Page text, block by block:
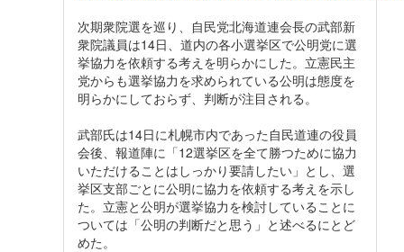
次期衆院選を巡り、自民党北海道連会長の武部新
衆院議員は14日、道内の各小選挙区で公明党に選
挙協力を依頼する考えを明らかにした。立憲民主
党からも選挙協力を求められている公明は態度を
明らかにしておらず、判断が注目される。
武部氏は14日に札幌市内であった自民道連の役員
会後、報道陣に「12選挙区を全て勝つために協力
いただけることはしっかり要請したい」とし、選
挙区支部ごとに公明に協力を依頼する考えを示し
た。立憲と公明が選挙協力を検討していることに
ついては「公明の判断だと思う」と述べるにとど
めた。